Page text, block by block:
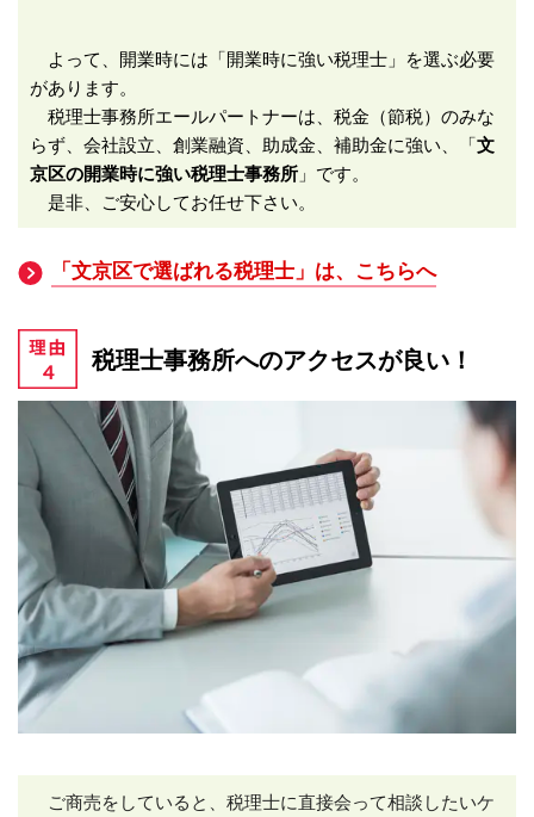
よって、開業時には「開業時に強い税理士」を選ぶ必要
があります。
税理士事務所エールパートナーは、税金（節税）のみな
らず、会社設立、創業融資、助成金、補助金に強い、「文
京区の開業時に強い税理士事務所 」です。
是非、ご安心してお任せ下さい。
「文京区で選ばれる税理士」は、こちらへ
税理士事務所へのアクセスが良い！
ご商売をしていると、税理士に直接会って相談したいケ